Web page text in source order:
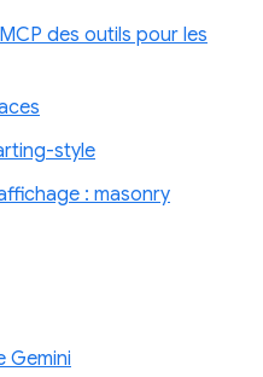
des outils pour les
style
: masonry
Gemini